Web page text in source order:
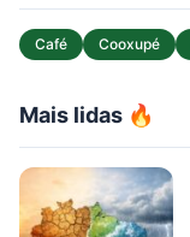
Mais lidas 🔥
Café Cooxupé